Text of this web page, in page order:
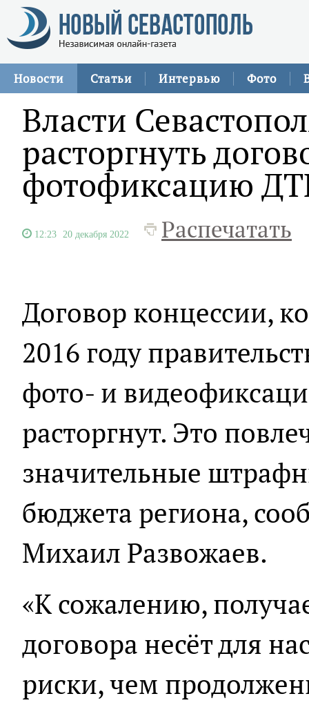
Новости Статьи Интервью Фото
Власти
расторгнуть
фотофиксацию
12:23 20 декабря 2022 Распечатать
Договор концессии,
2016 году
фото- и
расторгнут. Это
значительные
бюджета региона,
Михаил Развожаев.
«К сожалению,
договора несёт для
риски, чем